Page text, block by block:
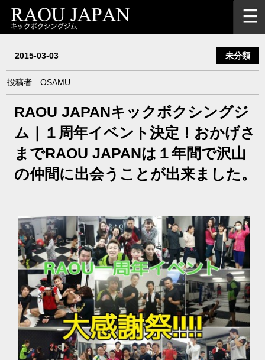
2015-03-03 未分類
投稿者 OSAMU
RAOU JAPANキックボクシングジ
ム｜１周年イベント決定！おかげさ
までRAOU JAPANは１年間で沢山
の仲間に出会うことが出来ました。